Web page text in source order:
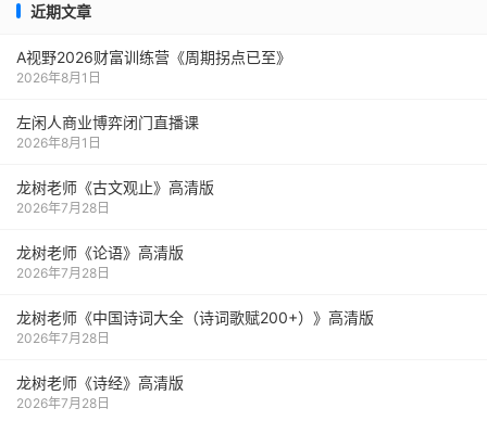
近期文章
A视野2026财富训练营《周期拐点已至》
2026年8月1日
左闲人商业博弈闭门直播课
2026年8月1日
龙树老师《古文观止》高清版
2026年7月28日
龙树老师《论语》高清版
2026年7月28日
龙树老师《中国诗词大全（诗词歌赋200+）》高清版
2026年7月28日
龙树老师《诗经》高清版
2026年7月28日